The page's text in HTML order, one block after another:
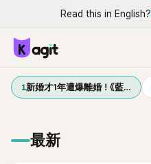
Read this in English?
1新婚才1年遭爆離婚！《藍…
最新